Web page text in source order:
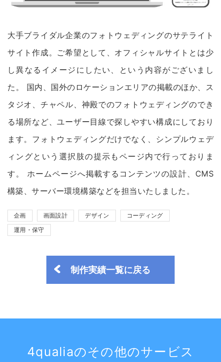
大手ブライダル企業のフォトウェディングのサテライト
サイト作成。ご希望として、オフィシャルサイトとは少
し異なるイメージにしたい、という内容がございまし
た。 国内、国外のロケーションエリアの掲載のほか、ス
タジオ、チャペル、神殿でのフォトウェディングのでき
る場所など、ユーザー目線で探しやすい構成にしており
ます。フォトウェディングだけでなく、シンプルウェデ
ィングという選択肢の提示もページ内で行っておりま
す。 ホームページへ掲載するコンテンツの設計、CMS
構築、サーバー環境構築などを担当いたしました。
企画 画⾯設計 デザイン
コーディング
運用・保守
制作実績一覧に戻る
4qualiaのその他のサービス